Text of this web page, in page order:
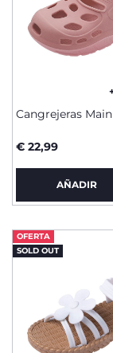
Cangrejeras Main
€ 22,99
AÑADIR
OFERTA
SOLD OUT